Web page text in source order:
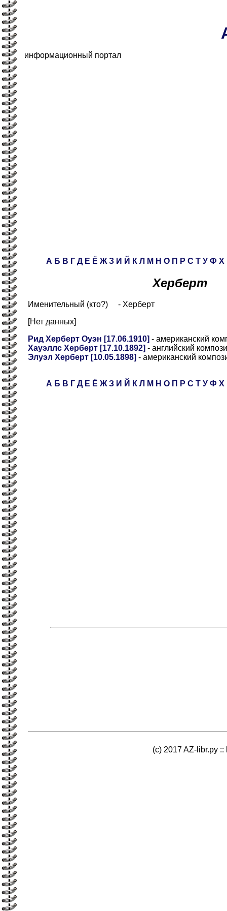
информационный портал
А Б В Г Д Е Ё Ж З И Й К Л М Н О П Р С Т У Ф Х
Херберт
Именительный (кто?) - Херберт
[Нет данных]
Рид Херберт Оуэн [17.06.1910] - американский
Хауэллс Херберт [17.10.1892] - английский
Элуэл Херберт [10.05.1898] - американский
А Б В Г Д Е Ё Ж З И Й К Л М Н О П Р С Т У Ф Х
(c) 2017 AZ-libr.ру ::